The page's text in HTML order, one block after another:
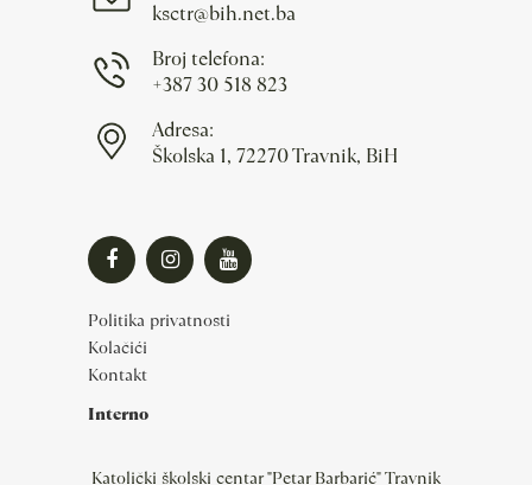
ksctr@bih.net.ba
Broj telefona:
+387 30 518 823
Adresa:
Školska 1, 72270 Travnik, BiH
Politika privatnosti
Kolačići
Kontakt
Interno
Katolički školski centar "Petar Barbarić" Travnik